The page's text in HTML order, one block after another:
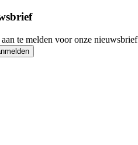
te melden voor onze nieuwsbrief